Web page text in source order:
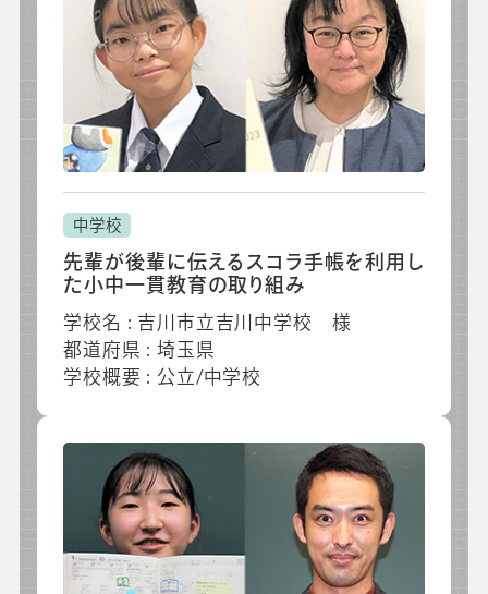
中学校
先輩が後輩に伝えるスコラ手帳を利用し
た小中一貫教育の取り組み
学校名 : 吉川市立吉川中学校 様
都道府県 : 埼玉県
学校概要 : 公立/中学校